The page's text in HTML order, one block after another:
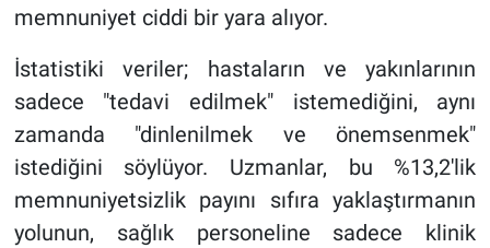
memnuniyet ciddi bir yara alıyor.
İstatistiki veriler; hastaların ve yakınlarının
sadece "tedavi edilmek" istemediğini, aynı
zamanda "dinlenilmek ve önemsenmek"
istediğini söylüyor. Uzmanlar, bu %13,2'lik
memnuniyetsizlik payını sıfıra yaklaştırmanın
yolunun, sağlık personeline sadece klinik